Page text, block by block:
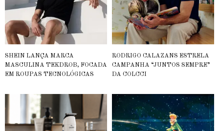
SHEIN LANÇA MARCA
MASCULINA TEKDROB, FOCADA
EM ROUPAS TECNOLÓGICAS
RODRIGO CALAZANS ESTRELA
CAMPANHA “JUNTOS SEMPRE”
DA COLCCI